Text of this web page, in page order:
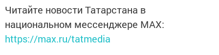
Читайте новости Татарстана в
национальном мессенджере MАХ:
https://max.ru/tatmedia